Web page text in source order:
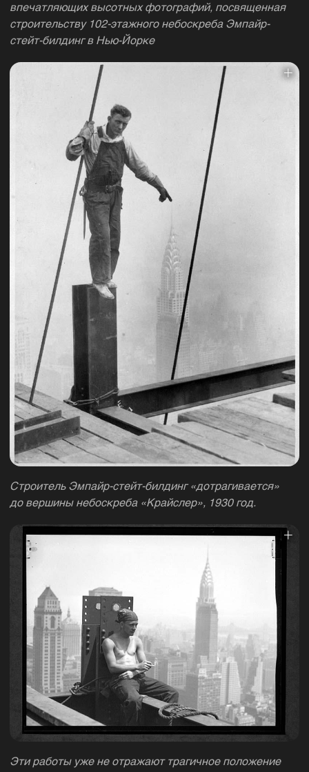
впечатляющих высотных фотографий, посвященная
строительству 102-этажного небоскреба Эмпайр-
стейт-билдинг в Нью-Йорке
Строитель Эмпайр-стейт-билдинг «дотрагивается»
до вершины небоскреба «Крайслер», 1930 год.
Эти работы уже не отражают трагичное положение